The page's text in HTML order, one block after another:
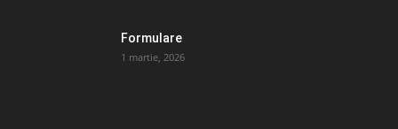
Formulare
1 martie, 2026